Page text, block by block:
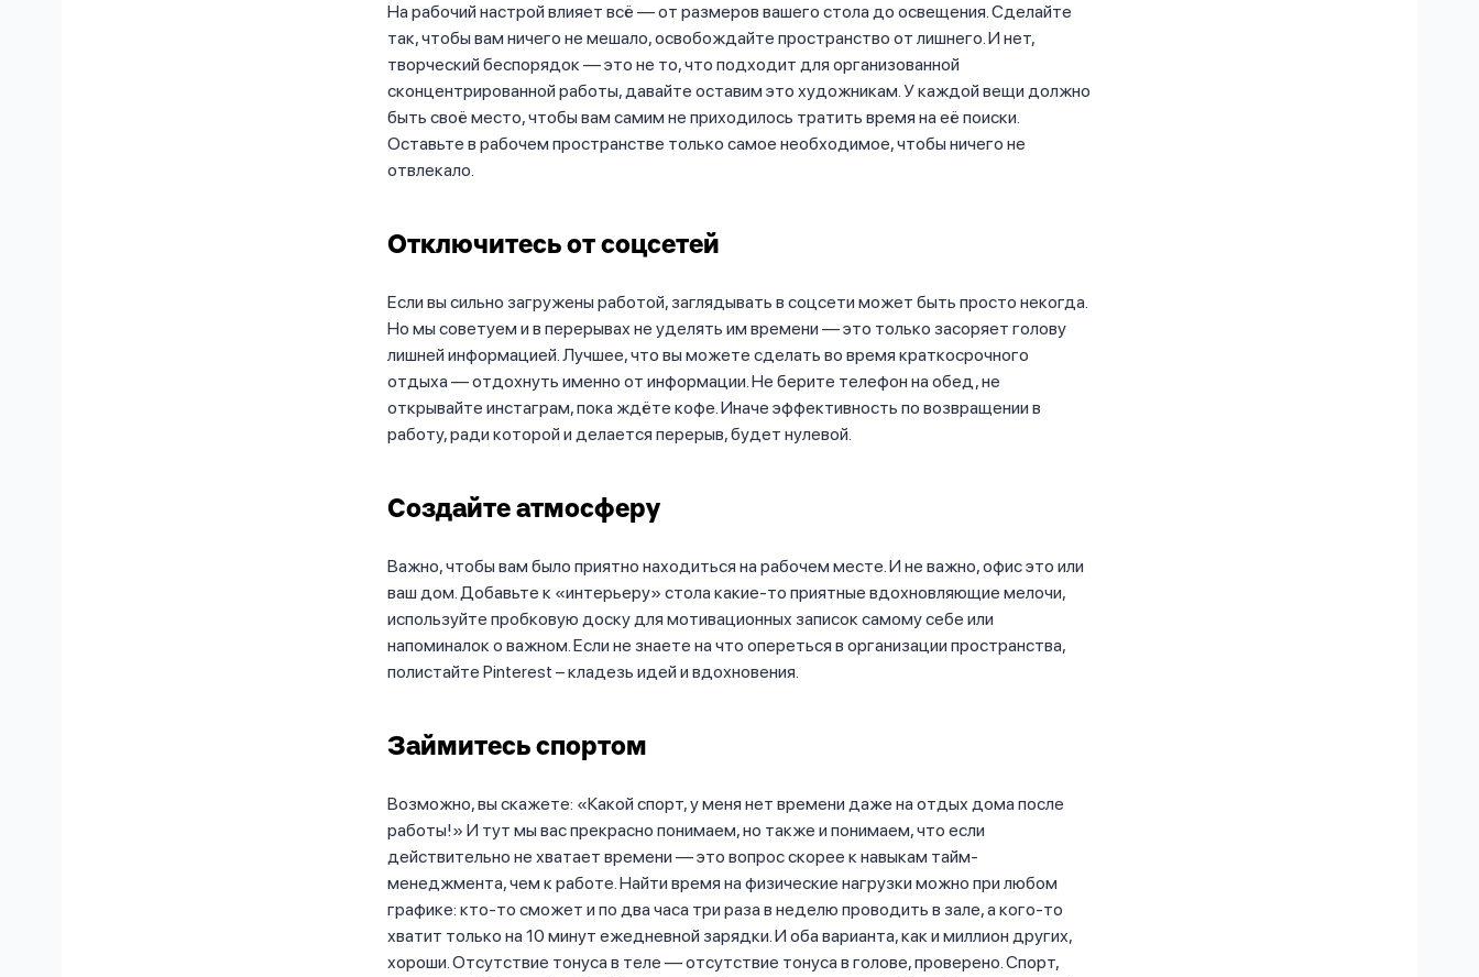
На рабочий настрой влияет всё — от размеров вашего стола до освещения. Сделайте
так, чтобы вам ничего не мешало, освобождайте пространство от лишнего. И нет,
творческий беспорядок — это не то, что подходит для организованной
сконцентрированной работы, давайте оставим это художникам. У каждой вещи должно
быть своё место, чтобы вам самим не приходилось тратить время на её поиски.
Оставьте в рабочем пространстве только самое необходимое, чтобы ничего не
отвлекало.
Отключитесь от соцсетей
Если вы сильно загружены работой, заглядывать в соцсети может быть просто некогда.
Но мы советуем и в перерывах не уделять им времени — это только засоряет голову
лишней информацией. Лучшее, что вы можете сделать во время краткосрочного
отдыха — отдохнуть именно от информации. Не берите телефон на обед, не
открывайте инстаграм, пока ждёте кофе. Иначе эффективность по возвращении в
работу, ради которой и делается перерыв, будет нулевой.
Создайте атмосферу
Важно, чтобы вам было приятно находиться на рабочем месте. И не важно, офис это или
ваш дом. Добавьте к «интерьеру» стола какие-то приятные вдохновляющие мелочи,
используйте пробковую доску для мотивационных записок самому себе или
напоминалок о важном. Если не знаете на что опереться в организации пространства,
полистайте Pinterest – кладезь идей и вдохновения.
Займитесь спортом
Возможно, вы скажете: «Какой спорт, у меня нет времени даже на отдых дома после
работы!» И тут мы вас прекрасно понимаем, но также и понимаем, что если
действительно не хватает времени — это вопрос скорее к навыкам тайм-
менеджмента, чем к работе. Найти время на физические нагрузки можно при любом
графике: кто-то сможет и по два часа три раза в неделю проводить в зале, а кого-то
хватит только на 10 минут ежедневной зарядки. И оба варианта, как и миллион других,
хороши. Отсутствие тонуса в теле — отсутствие тонуса в голове, проверено. Спорт,